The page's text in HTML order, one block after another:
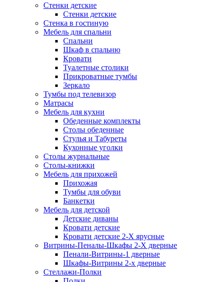
Стенки детские
Стенки детские
Стенка в гостиную
Мебель для спальни
Спальни
Шкаф в спальню
Кровати
Туалетные столики
Прикроватные тумбы
Зеркало
Тумбы под телевизор
Матрасы
Мебель для кухни
Обеденные комплекты
Столы обеденные
Стулья и Табуреты
Кухонные уголки
Столы журнальные
Столы-книжки
Мебель для прихожей
Прихожая
Тумбы для обуви
Банкетки
Мебель для детской
Детские диваны
Кровати детские
Кровати детские 2-Х ярусные
Витрины-Пеналы-Шкафы 2-Х дверные
Пенали-Витрины-1 дверные
Шкафы-Витрины 2-х дверные
Стеллажи-Полки